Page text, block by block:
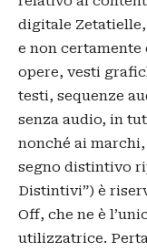
digitale
e non
opere, vesti
testi, sequenze
senza audio, in
nonché ai
segno distintivo
Distintivi”) è
Off, che ne è
utilizzatrice.